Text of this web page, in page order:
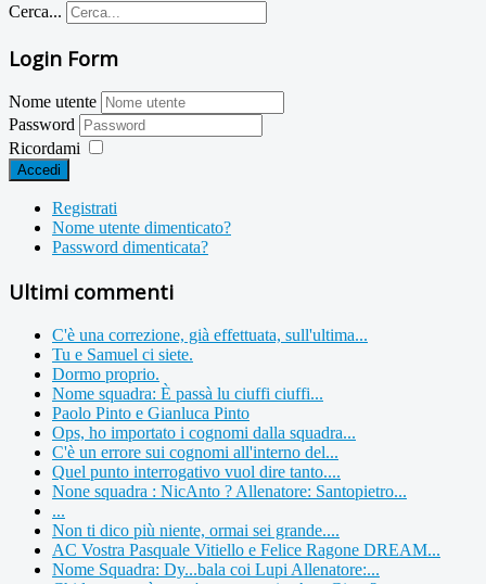
Cerca...
Login Form
Nome utente
Password
Ricordami
Accedi
Registrati
Nome utente dimenticato?
Password dimenticata?
Ultimi commenti
C'è una correzione, già effettuata, sull'ultima...
Tu e Samuel ci siete.
Dormo proprio.
Nome squadra: È passà lu ciuffi ciuffi...
Paolo Pinto e Gianluca Pinto
Ops, ho importato i cognomi dalla squadra...
C'è un errore sui cognomi all'interno del...
Quel punto interrogativo vuol dire tanto....
None squadra : NicAnto ? Allenatore: Santopietro...
...
Non ti dico più niente, ormai sei grande....
AC Vostra Pasquale Vitiello e Felice Ragone DREAM...
Nome Squadra: Dy...bala coi Lupi Allenatore:...